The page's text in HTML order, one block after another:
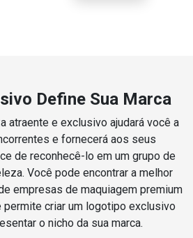
Define Sua Marca
atraente e exclusivo ajudará você a
e fornecerá aos seus
de reconhecê-lo em um grupo de
Você pode encontrar a melhor
empresas de maquiagem premium
permite criar um logotipo exclusivo
o nicho da sua marca.